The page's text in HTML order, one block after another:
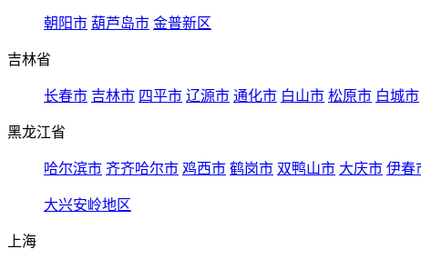
朝阳市 葫芦岛市 金普新区
吉林省
长春市 吉林市 四平市 辽源市 通化市 白山市 松原市 白城市
黑龙江省
哈尔滨市 齐齐哈尔市 鸡西市 鹤岗市 双鸭山市 大庆市 伊春
大兴安岭地区
上海